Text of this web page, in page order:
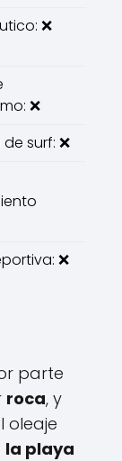
❌
❌
surf: ❌
❌
parte
roca, y
oleaje
la playa